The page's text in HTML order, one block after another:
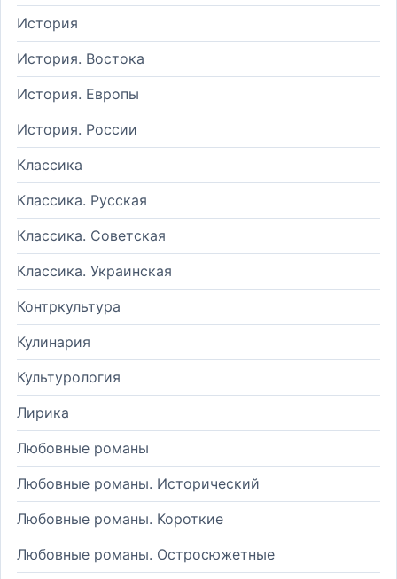
История
История. Востока
История. Европы
История. России
Классика
Классика. Русская
Классика. Советская
Классика. Украинская
Контркультура
Кулинария
Культурология
Лирика
Любовные романы
Любовные романы. Исторический
Любовные романы. Короткие
Любовные романы. Остросюжетные